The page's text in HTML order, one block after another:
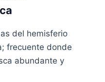
del hemisferio
frecuente donde
abundante y